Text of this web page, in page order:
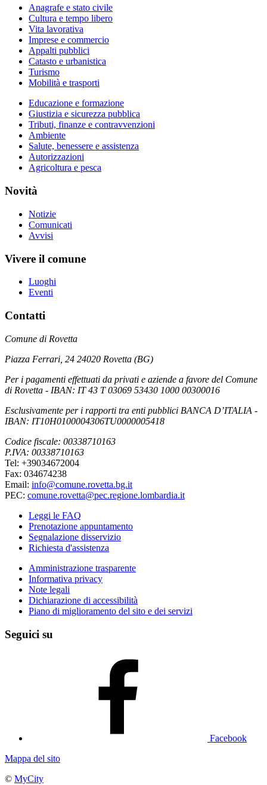
Anagrafe e stato civile
Cultura e tempo libero
Vita lavorativa
Imprese e commercio
Appalti pubblici
Catasto e urbanistica
Turismo
Mobilità e trasporti
Educazione e formazione
Giustizia e sicurezza pubblica
Tributi, finanze e contravvenzioni
Ambiente
Salute, benessere e assistenza
Autorizzazioni
Agricoltura e pesca
Novità
Notizie
Comunicati
Avvisi
Vivere il comune
Luoghi
Eventi
Contatti
Comune di Rovetta
Piazza Ferrari, 24 24020 Rovetta (BG)
Per i pagamenti effettuati da privati e aziende a favore del Comune
di Rovetta - IBAN: IT 43 T 03069 53430 1000 00300016
Esclusivamente per i rapporti tra enti pubblici BANCA D’ITALIA -
IBAN: IT10H0100004306TU0000005418
Codice fiscale: 00338710163
P.IVA: 00338710163
Tel: +39034672004
Fax: 034674238
Email: info@comune.rovetta.bg.it
PEC: comune.rovetta@pec.regione.lombardia.it
Leggi le FAQ
Prenotazione appuntamento
Segnalazione disservizio
Richiesta d'assistenza
Amministrazione trasparente
Informativa privacy
Note legali
Dichiarazione di accessibilità
Piano di miglioramento del sito e dei servizi
Seguici su
Facebook
Mappa del sito
© MyCity